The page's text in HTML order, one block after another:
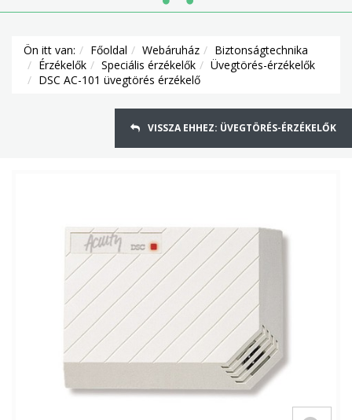
Ön itt van: Főoldal Webáruház
Biztonságtechnika
Érzékelők
Speciális érzékelők
Üvegtörés-érzékelők
DSC AC-101 üvegtörés érzékelő
VISSZA EHHEZ: ÜVEGTÖRÉS-ÉRZÉKELŐK